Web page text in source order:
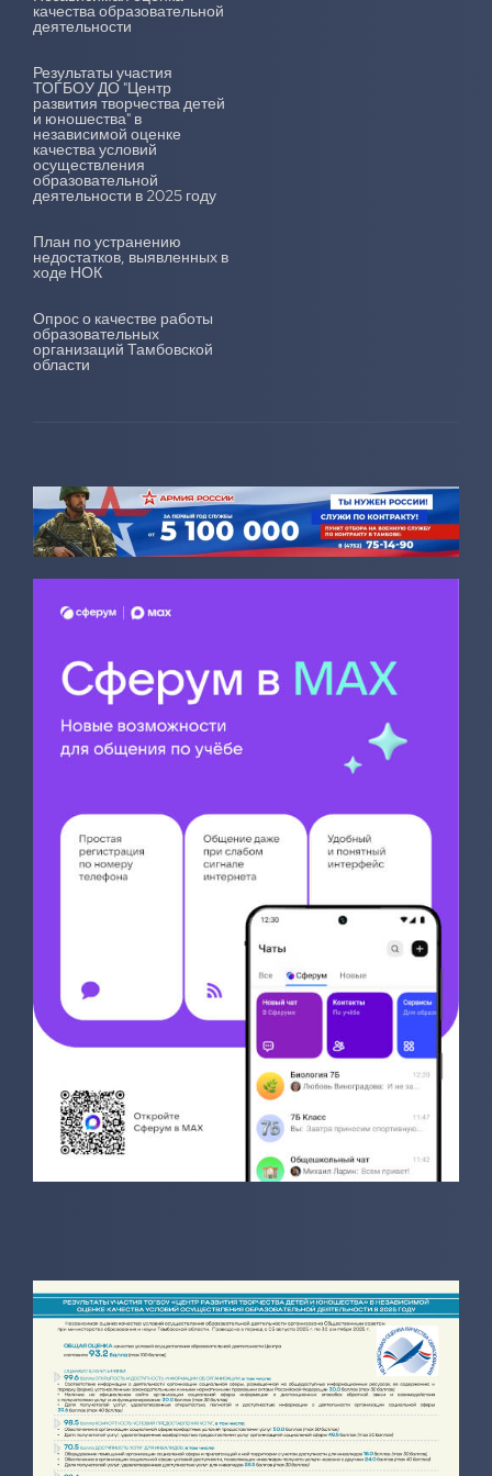
качества образовательной
деятельности
Результаты участия
ТОГБОУ ДО "Центр
развития творчества детей
и юношества" в
независимой оценке
качества условий
осуществления
образовательной
деятельности в 2025 году
План по устранению
недостатков, выявленных в
ходе НОК
Опрос о качестве работы
образовательных
организаций Тамбовской
области